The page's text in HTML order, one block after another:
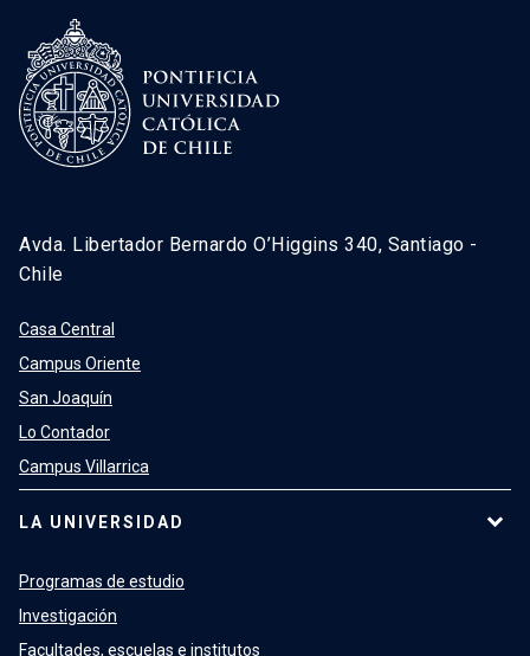
Avda. Libertador Bernardo O’Higgins 340, Santiago -
Chile
Casa Central
Campus Oriente
San Joaquín
Lo Contador
Campus Villarrica
LA UNIVERSIDAD
Programas de estudio
Investigación
Facultades, escuelas e institutos